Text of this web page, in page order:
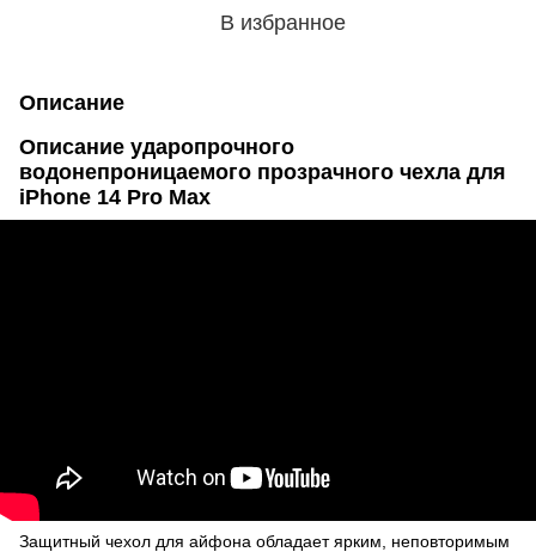
В избранное
Описание
Описание ударопрочного
водонепроницаемого прозрачного чехла для
iPhone 14 Pro Max
Защитный чехол для айфона обладает ярким, неповторимым